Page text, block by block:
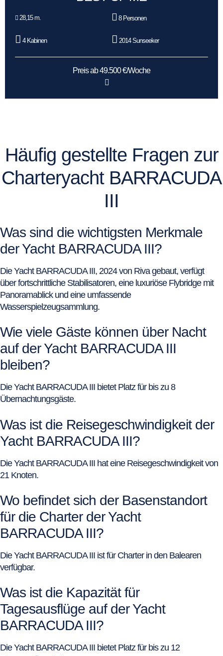
28,15 m. 8 Personen
4 Kabinen 2014 Sunseeker
Preis ab 49.500 €/Woche
Häufig gestellte Fragen zur
Charteryacht BARRACUDA
III
Was sind die wichtigsten Merkmale
der Yacht BARRACUDA III?
Die Yacht BARRACUDA III, 2024 von Riva gebaut, verfügt
über fortschrittliche Stabilisatoren, eine luxuriöse Flybridge mit
Panoramablick und eine umfassende
Wasserspielzeugsammlung.
Wie viele Gäste können über Nacht
auf der Yacht BARRACUDA III
bleiben?
Die Yacht BARRACUDA III bietet Platz für bis zu 8
Übernachtungsgäste.
Was ist die Reisegeschwindigkeit der
Yacht BARRACUDA III?
Die Yacht BARRACUDA III hat eine Reisegeschwindigkeit von
21 Knoten.
Wo befindet sich der Basenstandort
für die Charter der Yacht
BARRACUDA III?
Die Yacht BARRACUDA III ist für Charter in den Balearen
verfügbar.
Was ist die Kapazität für
Tagesausflüge auf der Yacht
BARRACUDA III?
Die Yacht BARRACUDA III bietet Platz für bis zu 12